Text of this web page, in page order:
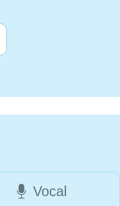
Vocal